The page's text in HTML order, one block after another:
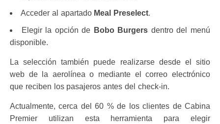
Acceder al apartado Meal Preselect.
Elegir la opción de Bobo Burgers dentro del menú
disponible.
La selección también puede realizarse desde el sitio
web de la aerolínea o mediante el correo electrónico
que reciben los pasajeros antes del check-in.
Actualmente, cerca del 60 % de los clientes de Cabina
Premier utilizan esta herramienta para elegir